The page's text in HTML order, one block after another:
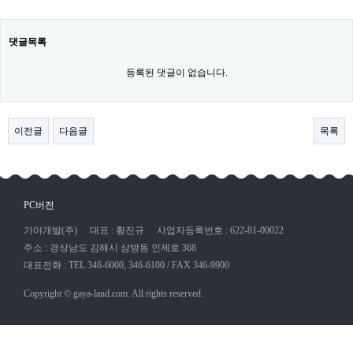
댓글목록
등록된 댓글이 없습니다.
이전글 다음글 목록
PC버전
가야개발(주) 대표 : 황진규
사업자등록번호 : 622-81-00022
주소 : 경상남도 김해시 삼방동 인제로 368
대표전화 : TEL 346-6000, 346-6100 / FAX 346-9900
Copyright © gaya-land.com. All rights reserved.